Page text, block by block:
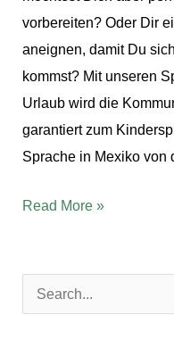
vorbereiten? Oder Dir
aneignen, damit Du
kommst? Mit unseren
Urlaub wird die
garantiert zum
Sprache in Mexiko von
Read More »